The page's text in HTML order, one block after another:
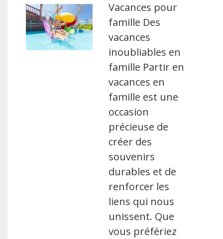
Vacances pour
famille Des
vacances
inoubliables en
famille Partir en
vacances en
famille est une
occasion
précieuse de
créer des
souvenirs
durables et de
renforcer les
liens qui nous
unissent. Que
vous préfériez